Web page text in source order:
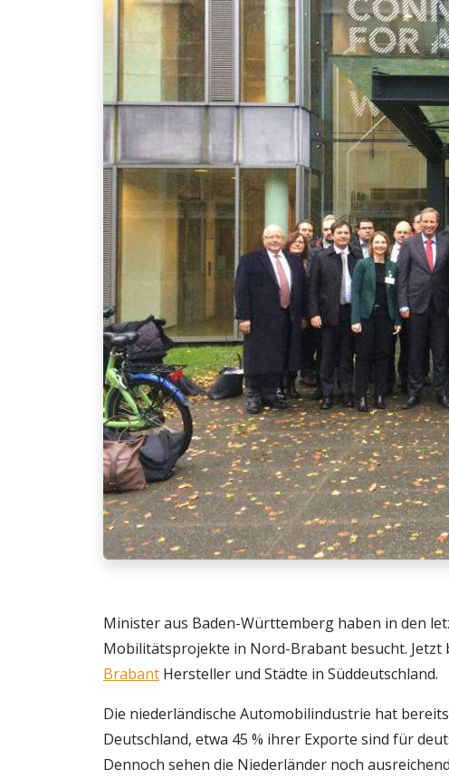
Minister aus Baden-Württemberg haben in den
Mobilitätsprojekte in Nord-Brabant besucht. Jetzt
Brabant Hersteller und Städte in Süddeutschland.
Die niederländische Automobilindustrie hat
Deutschland, etwa 45 % ihrer Exporte sind für
Dennoch sehen die Niederländer noch